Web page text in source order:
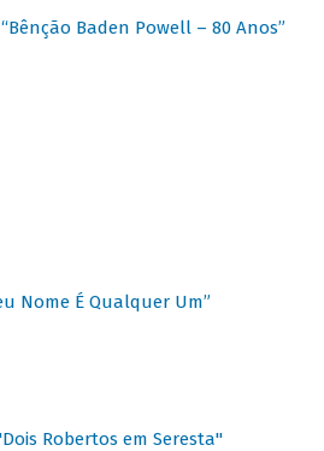
Baden Powell – 80 Anos”
Nome É Qualquer Um”
Robertos em Seresta"